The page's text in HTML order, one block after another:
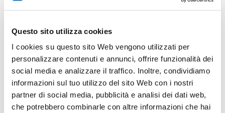
Questo sito utilizza cookies
I cookies su questo sito Web vengono utilizzati per
personalizzare contenuti e annunci, offrire funzionalità dei
social media e analizzare il traffico. Inoltre, condividiamo
informazioni sul tuo utilizzo del sito Web con i nostri
partner di social media, pubblicità e analisi dei dati web,
che potrebbero combinarle con altre informazioni che hai
Noleggio moto a Corralejo (Fuerteventura)
Sei pronto per vedere paesaggi mozzafiato e per
muoverti intorno all’isola nella forma più rapida e facile?
Con ilnoleggio scooter a Corralejoadesso è possibile.
Prenota uno scooter Cooltra nel nostro negozio partner
Orlando a Fuerteventura e rendi la tua esperienza unica.